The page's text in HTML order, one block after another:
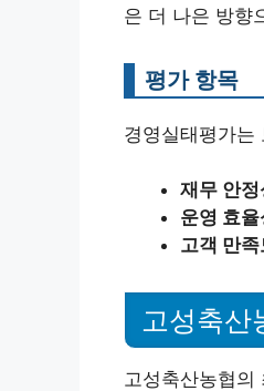
은 더 나은 방향
평가 항목
경영실태평가는
재무 안정
운영 효율
고객 만족
고성축산
고성축산농협의